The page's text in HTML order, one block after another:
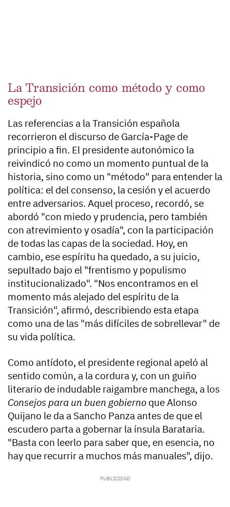
La Transición como método y como
espejo
Las referencias a la Transición española
recorrieron el discurso de García-Page de
principio a fin. El presidente autonómico la
reivindicó no como un momento puntual de la
historia, sino como un "método" para entender la
política: el del consenso, la cesión y el acuerdo
entre adversarios. Aquel proceso, recordó, se
abordó "con miedo y prudencia, pero también
con atrevimiento y osadía", con la participación
de todas las capas de la sociedad. Hoy, en
cambio, ese espíritu ha quedado, a su juicio,
sepultado bajo el "frentismo y populismo
institucionalizado". "Nos encontramos en el
momento más alejado del espíritu de la
Transición", afirmó, describiendo esta etapa
como una de las "más difíciles de sobrellevar" de
su vida política.
Como antídoto, el presidente regional apeló al
sentido común, a la cordura y, con un guiño
literario de indudable raigambre manchega, a los
Consejos para un buen gobierno que Alonso
Quijano le da a Sancho Panza antes de que el
escudero parta a gobernar la ínsula Barataria.
"Basta con leerlo para saber que, en esencia, no
hay que recurrir a muchos más manuales", dijo.